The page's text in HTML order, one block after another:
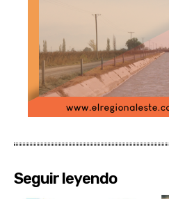
Seguir leyendo